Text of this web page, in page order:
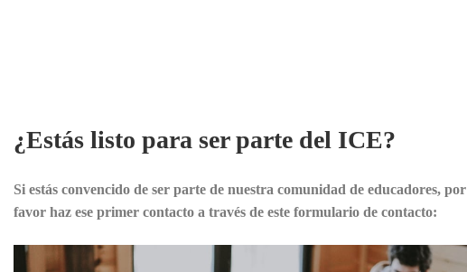
¿Estás listo para ser parte del ICE?
Si estás convencido de ser parte de nuestra comunidad de educadores, por
favor haz ese primer contacto a través de este formulario de contacto: